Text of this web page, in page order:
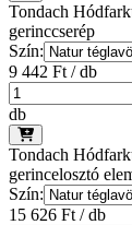
Tondach
gerinccserép
Szín:
9 442 Ft / db
db
Tondach
gerincelosztó
Szín:
15 626 Ft / db